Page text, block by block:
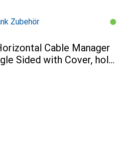
Zubehör
Cable Manager
Sided with Cover, hole